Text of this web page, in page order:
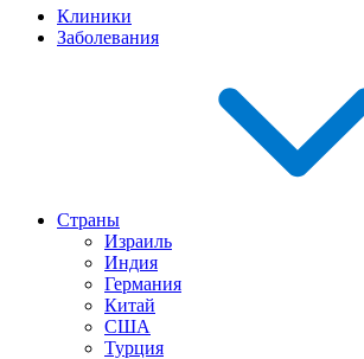
Клиники
Заболевания
Страны
Израиль
Индия
Германия
Китай
США
Турция